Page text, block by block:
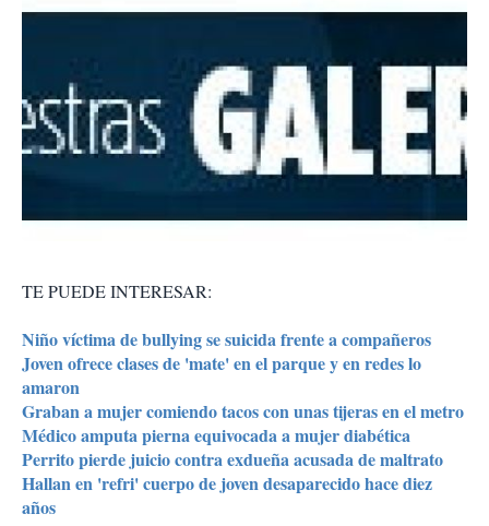
TE PUEDE INTERESAR:
Niño víctima de bullying se suicida frente a compañeros
Joven ofrece clases de 'mate' en el parque y en redes lo
amaron
Graban a mujer comiendo tacos con unas tijeras en el metro
Médico amputa pierna equivocada a mujer diabética
Perrito pierde juicio contra exdueña acusada de maltrato
Hallan en 'refri' cuerpo de joven desaparecido hace diez
años